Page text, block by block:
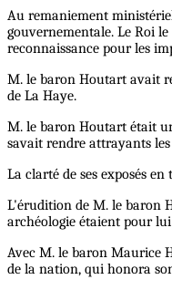
Au remaniement
gouvernementale. Le Roi
reconnaissance pour les
M. le baron Houtart avait
de La Haye.
M. le baron Houtart était
savait rendre attrayants
La clarté de ses exposés
L'érudition de M. le baron
archéologie étaient pour
Avec M. le baron Maurice
de la nation, qui honora